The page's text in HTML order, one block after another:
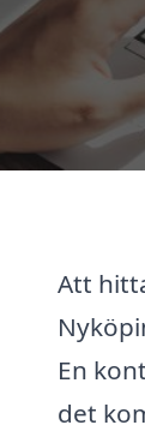
Att
En
det